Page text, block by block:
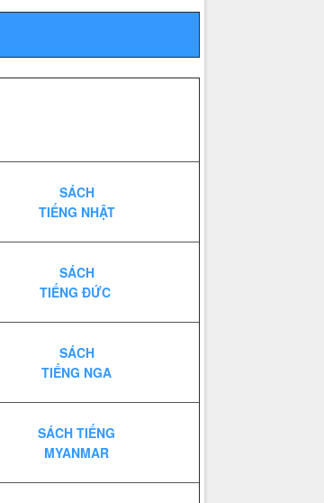
SÁCH
TIẾNG NHẬT
SÁCH
TIẾNG ĐỨC
SÁCH
TIẾNG NGA
SÁCH TIẾNG
MYANMAR